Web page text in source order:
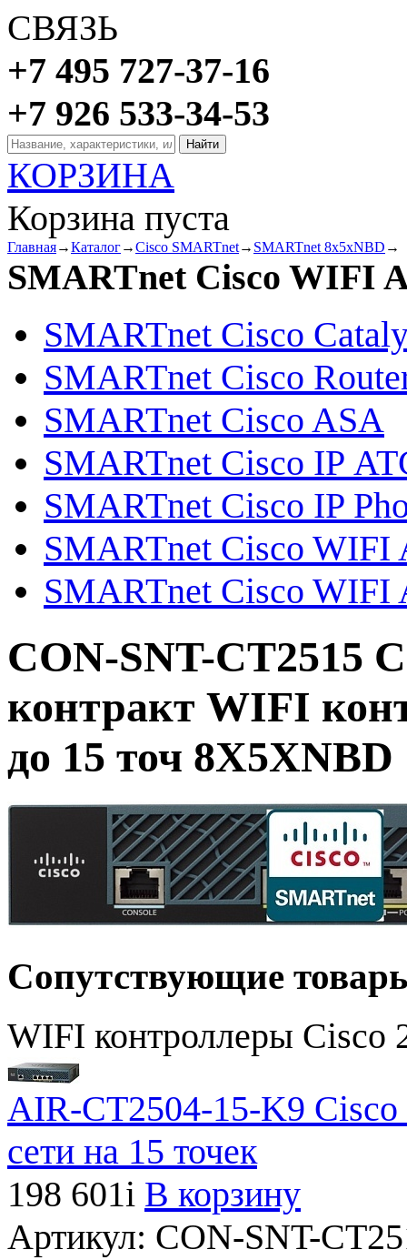
+7 495 727-37-16
+7 926 533-34-53
КОРЗИНА
Корзина пуста
Главная→Каталог→Cisco SMARTnet→ SMARTnet 8x5xNBD →
SMARTnet Cisco WIFI
SMARTnet Cisco
SMARTnet Cisco
SMARTnet Cisco ASA
SMARTnet Cisco IP
SMARTnet Cisco IP
SMARTnet Cisco WIFI
SMARTnet Cisco WIFI
CON-SNT-CT2515
контракт WIFI
до 15 точ 8X5XNBD
Сопутствующие
WIFI контроллеры Cisco
AIR-CT2504-15-K9 Cisco
сети на 15 точек
198 601i В корзину
Артикул: CON-SNT-